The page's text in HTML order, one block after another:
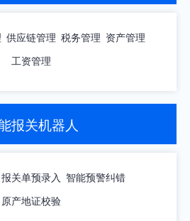
供应链管理 税务管理 资产管理
工资管理
报关机器人
报关单预录入 智能预警纠错
原产地证校验